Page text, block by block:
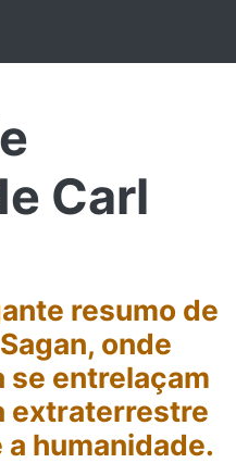
Carl
resumo de
onde
se entrelaçam
extraterrestre
humanidade.